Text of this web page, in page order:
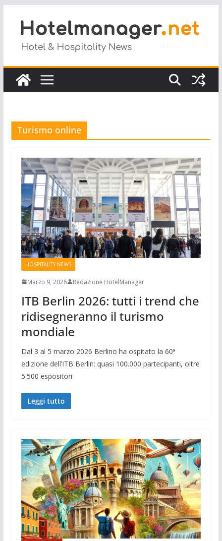
Turismo online
HOSPITALITY NEWS
Marzo 9, 2026 Redazione HotelManager
ITB Berlin 2026: tutti i trend che
ridisegneranno il turismo
mondiale
Dal 3 al 5 marzo 2026 Berlino ha ospitato la 60ª
edizione dell’ITB Berlin: quasi 100.000 partecipanti, oltre
5.500 espositori
Leggi tutto